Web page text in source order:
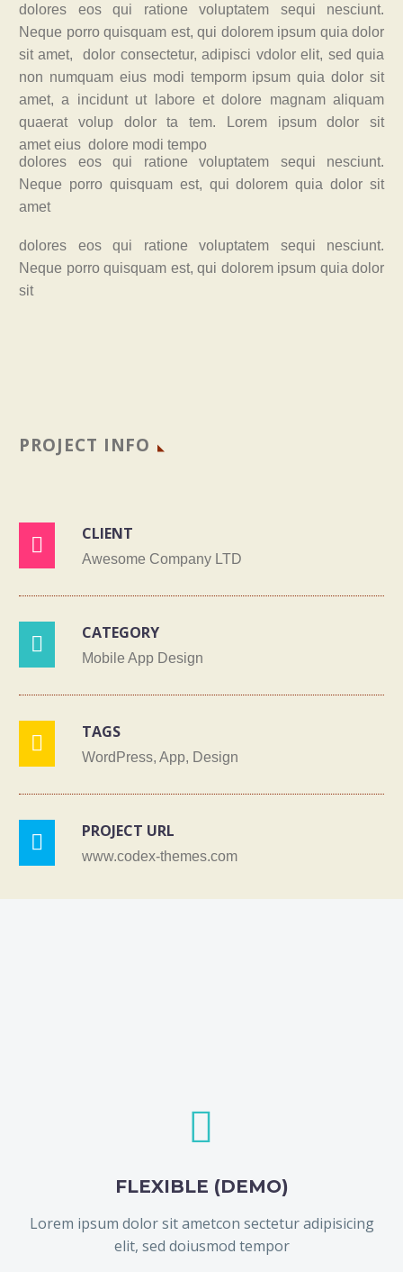
dolores eos qui ratione voluptatem sequi nesciunt.
Neque porro quisquam est, qui dolorem ipsum quia dolor
sit amet, dolor consectetur, adipisci vdolor elit, sed quia
non numquam eius modi temporm ipsum quia dolor sit
amet, a incidunt ut labore et dolore magnam aliquam
quaerat volup dolor ta tem. Lorem ipsum dolor sit
amet eius dolore modi tempo
dolores eos qui ratione voluptatem sequi nesciunt.
Neque porro quisquam est, qui dolorem quia dolor sit
amet
dolores eos qui ratione voluptatem sequi nesciunt.
Neque porro quisquam est, qui dolorem ipsum quia dolor
sit
PROJECT INFO
 CLIENT
Awesome Company LTD
 CATEGORY
Mobile App Design
 TAGS
WordPress, App, Design
 PROJECT URL
www.codex-themes.com


FLEXIBLE (DEMO)
Lorem ipsum dolor sit ametcon sectetur adipisicing
elit, sed doiusmod tempor